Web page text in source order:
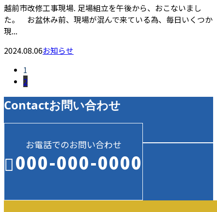
越前市改修工事現場. 足場組立を午後から、おこないまし
た。 お盆休み前、現場が混んで来ている為、毎日いくつか
現...
2024.08.06お知らせ
1
2
Contactお問い合わせ
お電話でのお問い合わせ
000-000-0000